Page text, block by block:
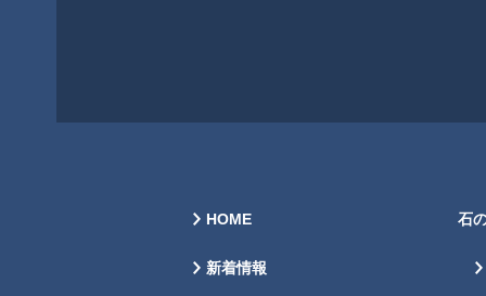
HOME
新着情報
石